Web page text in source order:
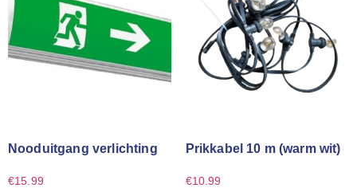
Nooduitgang verlichting
€15.99
Prikkabel 10 m (warm wit)
€10.99